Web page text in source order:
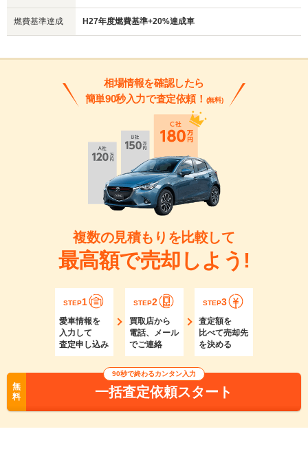
燃費基準達成 H27年度燃費基準+20%達成車
相場情報を確認したら
簡単90秒入力で査定依頼！ (無料)
複数の見積もりを比較して
最高額で売却しよう!
STEP1
愛車情報を
入力して
査定申し込み
STEP2
買取店から
電話、メール
でご連絡
STEP3
査定額を
比べて売却先
を決める
無
料
90秒で終わるカンタン入力
一括査定依頼スタート